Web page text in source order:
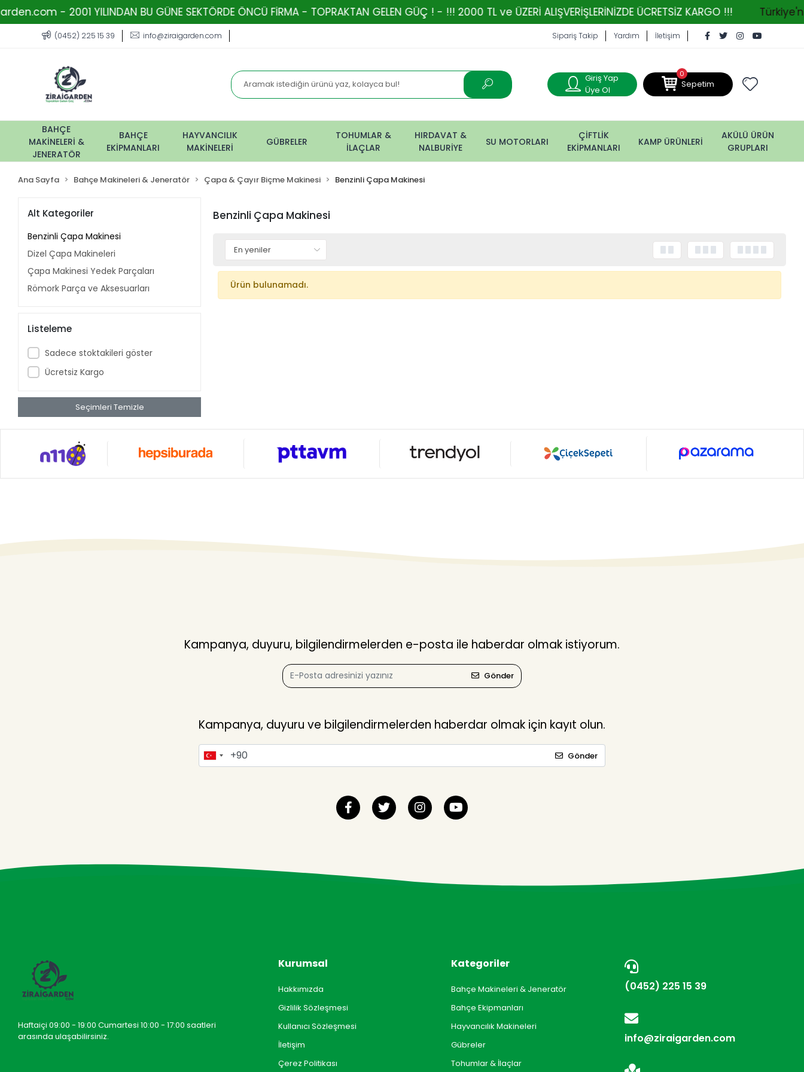
- 2001 YILINDAN BU GÜNE SEKTÖRDE ÖNCÜ FİRMA - TOPRAKTAN GELEN GÜÇ ! - !!! 2000 TL ve ÜZERİ ALIŞVERİŞLERİNİZDE ÜCRETSİZ KARGO !!! Türkiye'nin
(0452) 225 15 39 info@ziraigarden.com Sipariş Takip Yardım İletişim
Giriş Yap
Üye Ol
0
Sepetim
BAHÇE
MAKİNELERİ &
JENERATÖR
BAHÇE
EKİPMANLARI
HAYVANCILIK
MAKİNELERİ
GÜBRELER
TOHUMLAR &
İLAÇLAR
HIRDAVAT &
NALBURİYE
SU MOTORLARI
ÇİFTLİK
EKİPMANLARI
KAMP ÜRÜNLERİ
AKÜLÜ ÜRÜN
GRUPLARI
Ana Sayfa Bahçe Makineleri & Jeneratör Çapa & Çayır Biçme Makinesi Benzinli Çapa Makinesi
Alt Kategoriler
Benzinli Çapa Makinesi
Dizel Çapa Makineleri
Çapa Makinesi Yedek Parçaları
Römork Parça ve Aksesuarları
Listeleme
Sadece stoktakileri göster
Ücretsiz Kargo
Seçimleri Temizle
Benzinli Çapa Makinesi
Ürün bulunamadı.
Kampanya, duyuru, bilgilendirmelerden e-posta ile haberdar olmak istiyorum.
Gönder
Kampanya, duyuru ve bilgilendirmelerden haberdar olmak için kayıt olun.
Gönder
Haftaiçi 09:00 - 19:00 Cumartesi 10:00 - 17:00 saatleri
arasında ulaşabilirsiniz.
Kurumsal
Hakkımızda
Gizlilik Sözleşmesi
Kullanıcı Sözleşmesi
İletişim
Çerez Politikası
Kategoriler
Bahçe Makineleri & Jeneratör
Bahçe Ekipmanları
Hayvancılık Makineleri
Gübreler
Tohumlar & İlaçlar
(0452) 225 15 39
info@ziraigarden.com